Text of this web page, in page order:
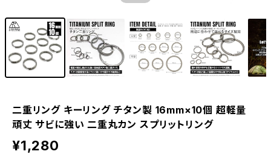
二重リング キーリング チタン製 16mm×10個 超軽量
頑丈 サビに強い 二重丸カン スプリットリング
¥1,280